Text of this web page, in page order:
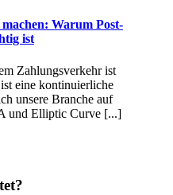
Warum Post-
ist
Zahlungsverkehr ist
eine kontinuierliche
unsere Branche auf
und Elliptic Curve [...]